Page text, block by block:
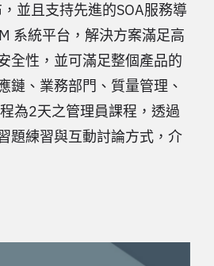
並且支持先進的SOA服務導
系統平台，解決方案滿足高
全性，並可滿足整個產品的
鏈、業務部門、質量管理、
為2天之管理員課程，透過
題練習與互動討論方式，介